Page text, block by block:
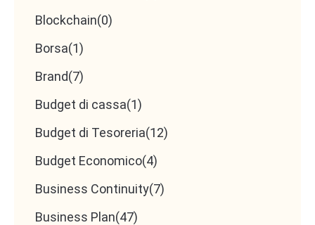
Blockchain(0)
Borsa(1)
Brand(7)
Budget di cassa(1)
Budget di Tesoreria(12)
Budget Economico(4)
Business Continuity(7)
Business Plan(47)